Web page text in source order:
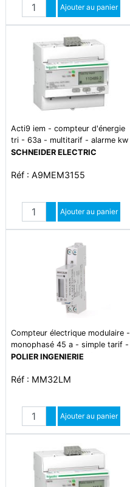
Augmenter quantité
Diminuer quantité
Ajouter au panier
Acti9 iem - compteur d'énergie
tri - 63a - multitarif - alarme kw
- modbus - mid
SCHNEIDER ELECTRIC
Réf : A9MEM3155
Quantité
Augmenter quantité
Diminuer quantité
Ajouter au panier
Compteur électrique modulaire -
monophasé 45 a - simple tarif -
affichage lcd - certifié mid -
POLIER INGENIERIE
Réf : MM32LM
Quantité
Augmenter quantité
Diminuer quantité
Ajouter au panier